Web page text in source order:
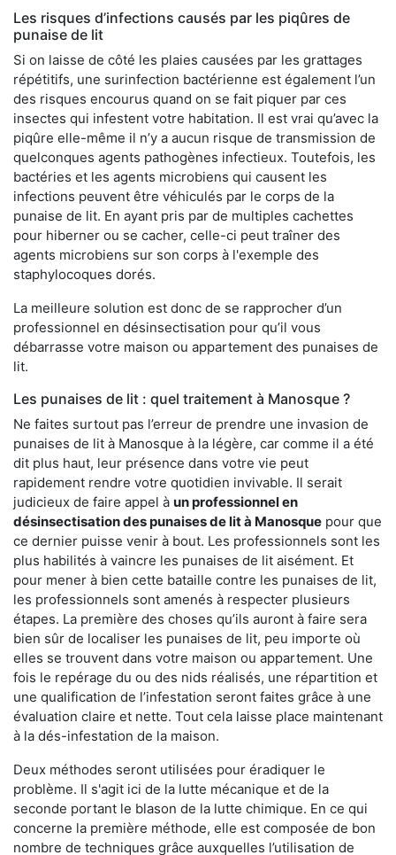
Les risques d’infections causés par les piqûres de
punaise de lit
Si on laisse de côté les plaies causées par les grattages
répétitifs, une surinfection bactérienne est également l’un
des risques encourus quand on se fait piquer par ces
insectes qui infestent votre habitation. Il est vrai qu’avec la
piqûre elle-même il n’y a aucun risque de transmission de
quelconques agents pathogènes infectieux. Toutefois, les
bactéries et les agents microbiens qui causent les
infections peuvent être véhiculés par le corps de la
punaise de lit. En ayant pris par de multiples cachettes
pour hiberner ou se cacher, celle-ci peut traîner des
agents microbiens sur son corps à l'exemple des
staphylocoques dorés.
La meilleure solution est donc de se rapprocher d’un
professionnel en désinsectisation pour qu’il vous
débarrasse votre maison ou appartement des punaises de
lit.
Les punaises de lit : quel traitement à Manosque ?
Ne faites surtout pas l’erreur de prendre une invasion de
punaises de lit à Manosque à la légère, car comme il a été
dit plus haut, leur présence dans votre vie peut
rapidement rendre votre quotidien invivable. Il serait
judicieux de faire appel à un professionnel en
désinsectisation des punaises de lit à Manosque pour que
ce dernier puisse venir à bout. Les professionnels sont les
plus habilités à vaincre les punaises de lit aisément. Et
pour mener à bien cette bataille contre les punaises de lit,
les professionnels sont amenés à respecter plusieurs
étapes. La première des choses qu’ils auront à faire sera
bien sûr de localiser les punaises de lit, peu importe où
elles se trouvent dans votre maison ou appartement. Une
fois le repérage du ou des nids réalisés, une répartition et
une qualification de l’infestation seront faites grâce à une
évaluation claire et nette. Tout cela laisse place maintenant
à la dés-infestation de la maison.
Deux méthodes seront utilisées pour éradiquer le
problème. Il s'agit ici de la lutte mécanique et de la
seconde portant le blason de la lutte chimique. En ce qui
concerne la première méthode, elle est composée de bon
nombre de techniques grâce auxquelles l’utilisation de